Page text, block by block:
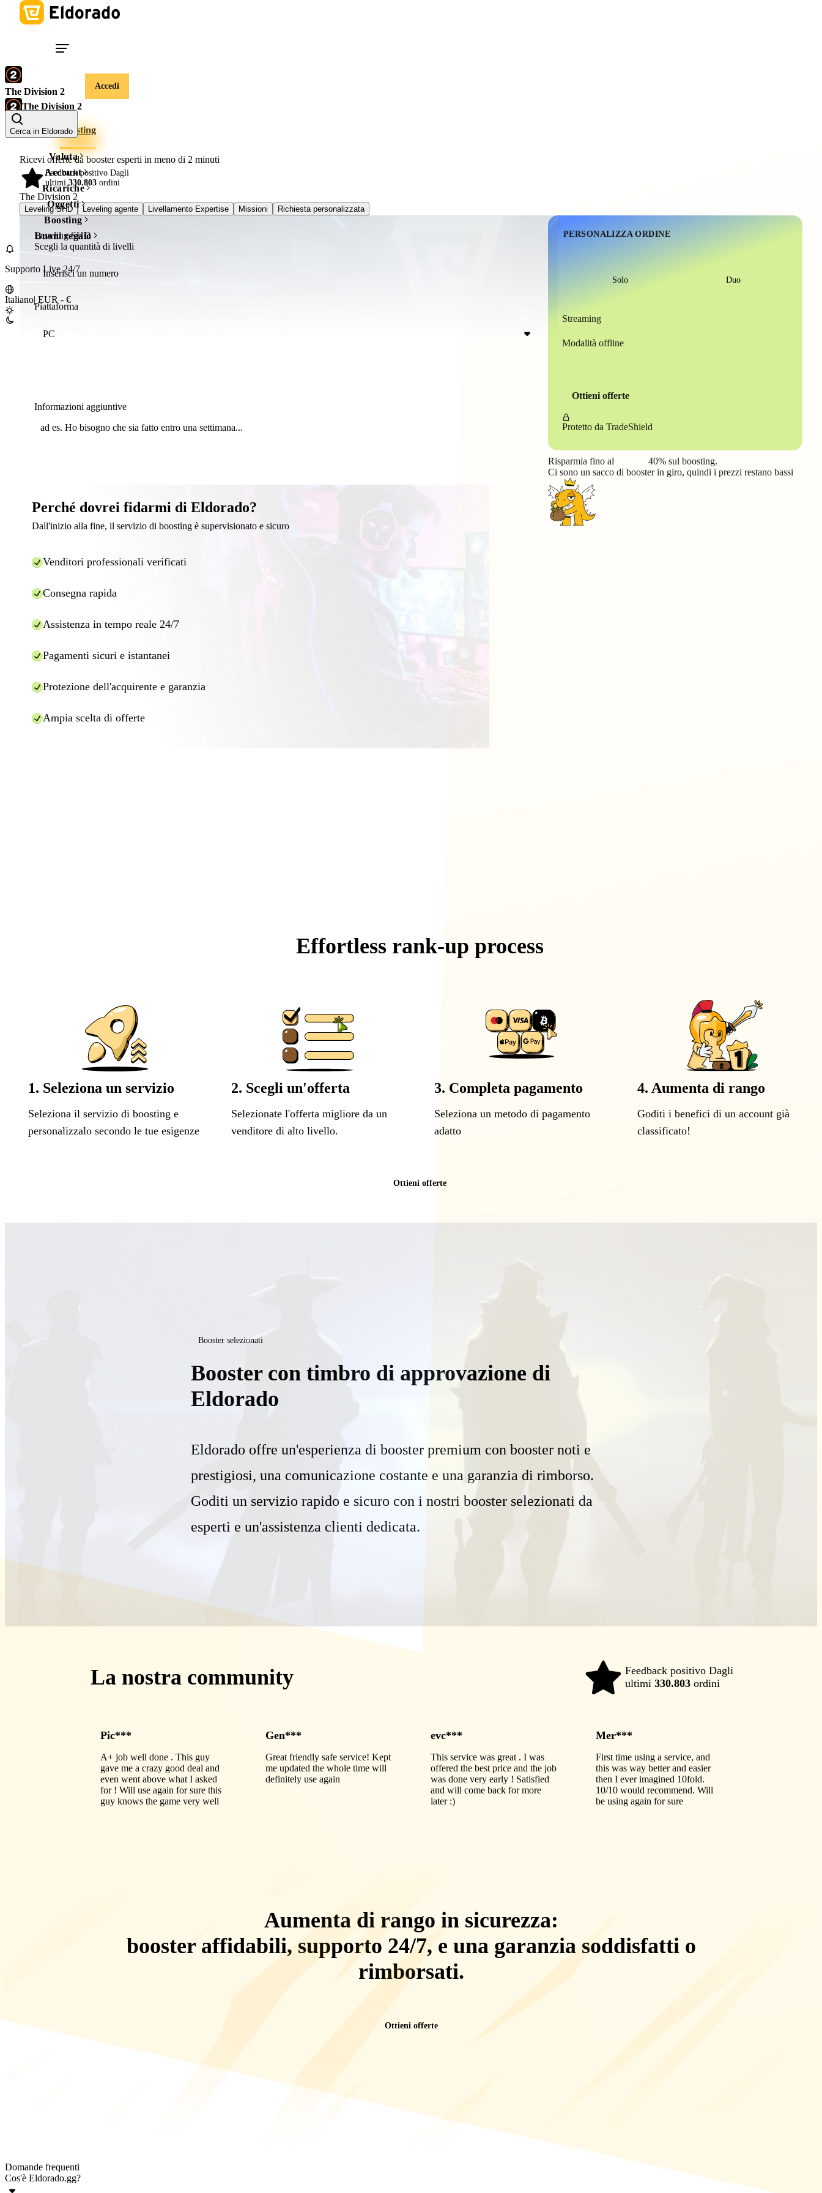
Accedi
Cerca in Eldorado
Valuta
Account
Ricariche
Oggetti
Boosting
Buoni regalo
Supporto Live 24/7
Italiano| EUR - €
The Division 2
The Division 2
Account Boosting
Ricevi offerte da booster esperti in meno di 2 minuti
Feedback positivo Dagli
ultimi330.803 ordini
The Division 2
Leveling SHD Leveling agente Livellamento Expertise Missioni Richiesta personalizzata
Leveling SHD
Scegli la quantità di livelli
Piattaforma
PC
Informazioni aggiuntive
PERSONALIZZA ORDINE
Solo Duo
Streaming
Modalità offline
Ottieni offerte
Protetto da TradeShield
Risparmia fino al 40% sul boosting.
Ci sono un sacco di booster in giro, quindi i prezzi restano bassi
Perché dovrei fidarmi di Eldorado?
Dall'inizio alla fine, il servizio di boosting è supervisionato e sicuro
Venditori professionali verificati
Consegna rapida
Assistenza in tempo reale 24/7
Pagamenti sicuri e istantanei
Protezione dell'acquirente e garanzia
Ampia scelta di offerte
Effortless rank-up process
1. Seleziona un servizio
Seleziona il servizio di boosting e
personalizzalo secondo le tue esigenze
2. Scegli un'offerta
Selezionate l'offerta migliore da un
venditore di alto livello.
3. Completa pagamento
Seleziona un metodo di pagamento
adatto
4. Aumenta di rango
Goditi i benefici di un account già
classificato!
Ottieni offerte
Booster selezionati
Booster con timbro di approvazione di
Eldorado
Eldorado offre un'esperienza di booster premium con booster noti e
prestigiosi, una comunicazione costante e una garanzia di rimborso.
Goditi un servizio rapido e sicuro con i nostri booster selezionati da
esperti e un'assistenza clienti dedicata.
La nostra community
Feedback positivo Dagli
ultimi 330.803 ordini
Pic***
A+ job well done . This guy
gave me a crazy good deal and
even went above what I asked
for ! Will use again for sure this
guy knows the game very well
Gen***
Great friendly safe service! Kept
me updated the whole time will
definitely use again
evc***
This service was great . I was
offered the best price and the job
was done very early ! Satisfied
and will come back for more
later :)
Mer***
First time using a service, and
this was way better and easier
then I ever imagined 10fold.
10/10 would recommend. Will
be using again for sure
Aumenta di rango in sicurezza:
booster affidabili, supporto 24/7, e una garanzia soddisfatti o
rimborsati.
Ottieni offerte
Domande frequenti
Cos'è Eldorado.gg?